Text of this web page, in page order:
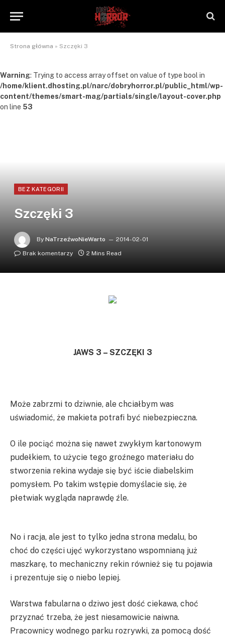
Strona główna » Szczęki 3
Warning: Trying to access array offset on value of type bool in
/home/klient.dhosting.pl/narc/dobryhorror.pl/public_html/wp-
content/themes/smart-mag/partials/single/layout-cover.php
on line 53
BEZ KATEGORII
Szczęki 3
By NaTrzeźwoNieWarto
2014-02-01
Brak komentarzy
2 Mins Read
JAWS 3 – SZCZĘKI 3
Może zabrzmi to dziwnie, ale chciałbym was
uświadomić, że makieta potrafi być niebezpieczna.
O ile pociąć można się nawet zwykłym kartonowym
pudełkiem, to użycie tego groźnego materiału do
stworzenia rekina wydaje się być iście diabelskim
pomysłem. Po takim wstępie domyślacie się, że
płetwiak wygląda naprawdę źle.
No i racja, ale jest to tylko jedna strona medalu, bo
choć do części ujęć wykorzystano wspomnianą już
maszkarę, to mechaniczny rekin również się tu pojawia
i prezentuje się o niebo lepiej.
Warstwa fabularna o dziwo jest dość ciekawa, choć
przyznać trzeba, że jest niesamowicie naiwna.
Pracownicy wodnego parku rozrywki, za pomocą dość